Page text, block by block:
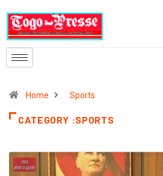
Home Sports
CATEGORY :SPORTS